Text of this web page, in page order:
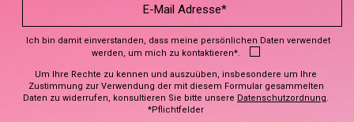
Ich bin damit einverstanden, dass meine persönlichen Daten verwendet
werden, um mich zu kontaktieren*.
Um Ihre Rechte zu kennen und auszuüben, insbesondere um Ihre
Zustimmung zur Verwendung der mit diesem Formular gesammelten
Daten zu widerrufen, konsultieren Sie bitte unsere Datenschutzordnung.
*Pflichtfelder